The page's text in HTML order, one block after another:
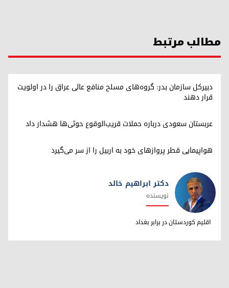
مطالب مرتبط
دبیرکل سازمان بدر: گروه‌های مسلح منافع عالی عراق را در اولویت
قرار دهند
عربستان سعودی درباره حملات قریب‌الوقوع حوثی‌ها هشدار داد
هواپیمایی قطر پروازهای خود به اربیل را از سر می‌گیرد
دکتر ابراهیم خالد
دکتر ابراهیم خالد
نویسنده
اقلیم کوردستان در برابر بغداد